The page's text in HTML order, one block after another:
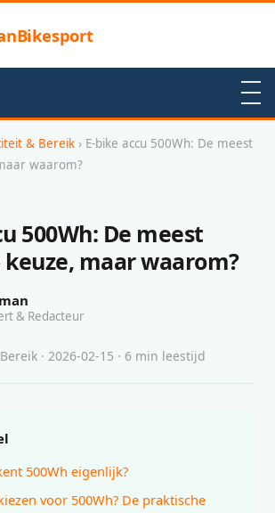
& Bereik › E-bike accu 500Wh: De meest
waarom?
500Wh: De meest
maar waarom?
& Redacteur
· 2026-02-15 · 6 min leestijd
500Wh eigenlijk?
voor 500Wh? De praktische